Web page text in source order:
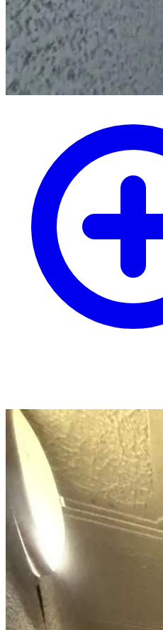
Личный кабинет
Управляйте
публикации и получайте
Войти или